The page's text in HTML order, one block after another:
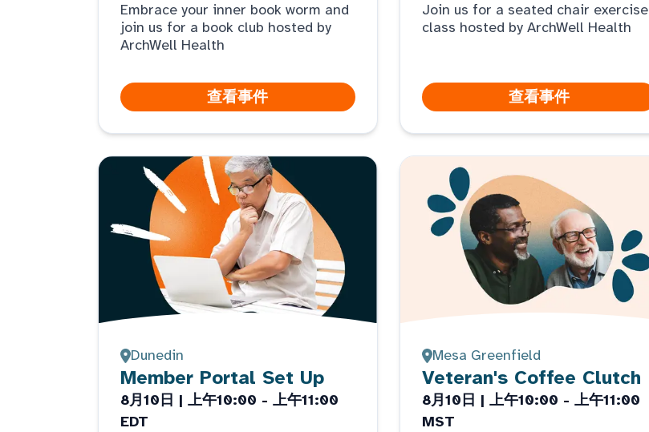
Embrace your inner book worm and
join us for a book club hosted by
ArchWell Health
查看事件
Join us for a seated chair exercise
class hosted by ArchWell Health
查看事件
Dunedin
Member Portal Set Up
8月10日 | 上午10:00 - 上午11:00
EDT
Mesa Greenfield
Veteran's Coffee Clutch
8月10日 | 上午10:00 - 上午11:00
MST